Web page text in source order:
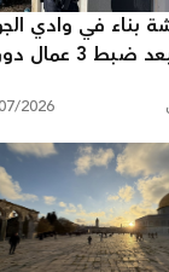
بناء في وادي
بالقدس بعد ضبط 3
2026